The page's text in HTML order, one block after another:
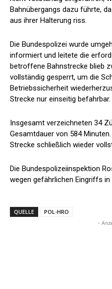
Bahnübergangs dazu führte,
aus ihrer Halterung riss.
Die Bundespolizei wurde
informiert und leitete die
betroffene Bahnstrecke blieb
vollständig gesperrt, um die
Betriebssicherheit
Strecke nur einseitig befahrbar.
Insgesamt verzeichneten 34
Gesamtdauer von 584
Strecke schließlich wieder
Die Bundespolizeiinspektion
wegen gefährlichen Eingriffs in
QUELLE POL-HRO
-